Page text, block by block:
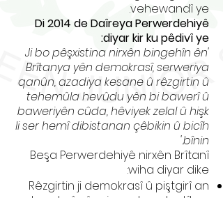
vehewandî ye.
Di 2014 de Daîreya Perwerdehiyê
diyar kir ku pêdivî ye:
'Ji bo pêşxistina nirxên bingehîn ên
Brîtanya yên demokrasî, serweriya
qanûn, azadiya kesane û rêzgirtin û
tehemûla hevûdu yên bi bawerî û
baweriyên cûda, hêviyek zelal û hişk
li ser hemî dibistanan çêbikin û bicîh
bînin.'
Beşa Perwerdehiyê nirxên Brîtanî
wiha diyar dike:
Rêzgirtin ji demokrasî û piştgirî an